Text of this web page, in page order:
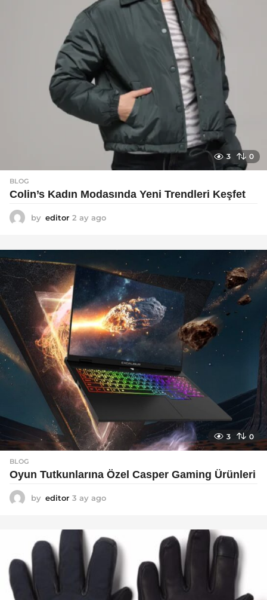
3 0
BLOG
Colin’s Kadın Modasında Yeni Trendleri Keşfet
by editor 2 ay ago
a
o
3 0
BLOG
Oyun Tutkunlarına Özel Casper Gaming Ürünleri
by editor 3 ay ago
g